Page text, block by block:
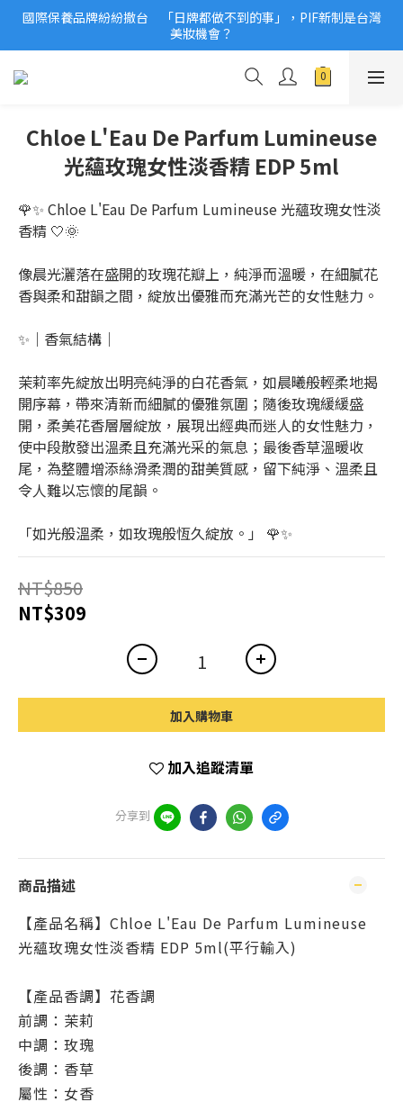
2026美妝小樣、試用品變少？PIF化妝品身分證7月上路！消費者
必懂5觀念
國際保養品牌紛紛撤台　「日牌都做不到的事」，PIF新制是台灣
美妝機會？
Chloe L'Eau De Parfum Lumineuse
光蘊玫瑰女性淡香精 EDP 5ml
🌹✨ Chloe L'Eau De Parfum Lumineuse 光蘊玫瑰女性淡
香精 🤍🌞
像晨光灑落在盛開的玫瑰花瓣上，純淨而溫暖，在細膩花
香與柔和甜韻之間，綻放出優雅而充滿光芒的女性魅力。
✨｜香氣結構｜
茉莉率先綻放出明亮純淨的白花香氣，如晨曦般輕柔地揭
開序幕，帶來清新而細膩的優雅氛圍；隨後玫瑰緩緩盛
開，柔美花香層層綻放，展現出經典而迷人的女性魅力，
使中段散發出溫柔且充滿光采的氣息；最後香草溫暖收
尾，為整體增添絲滑柔潤的甜美質感，留下純淨、溫柔且
令人難以忘懷的尾韻。
「如光般溫柔，如玫瑰般恆久綻放。」 🌹✨
NT$850
NT$309
加入購物車
加入追蹤清單
分享到
商品描述
【產品名稱】Chloe L'Eau De Parfum Lumineuse
光蘊玫瑰女性淡香精 EDP 5ml(平行輸入)
【產品香調】花香調
前調：茉莉
中調：玫瑰
後調：香草
屬性：女香